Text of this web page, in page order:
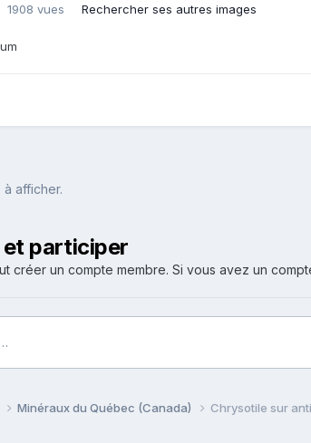
1908 vues Rechercher ses autres images
à afficher.
et participer
créer un compte membre. Si vous avez un
Minéraux du Québec (Canada) Chrysotile sur